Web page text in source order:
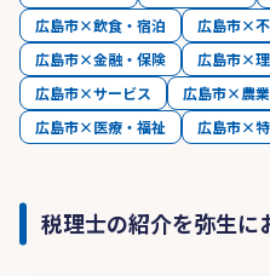
広島市×飲食・宿泊
広島市×
広島市×金融・保険
広島市×
広島市×サービス
広島市×農
広島市×医療・福祉
広島市×
税理士の紹介を弥生に